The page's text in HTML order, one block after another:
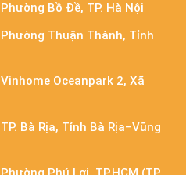
Phường Bồ Đề, TP. Hà Nội
Phường Thuận Thành, Tỉnh
Vinhome Oceanpark 2, Xã
TP. Bà Rịa, Tỉnh Bà Rịa–Vũng